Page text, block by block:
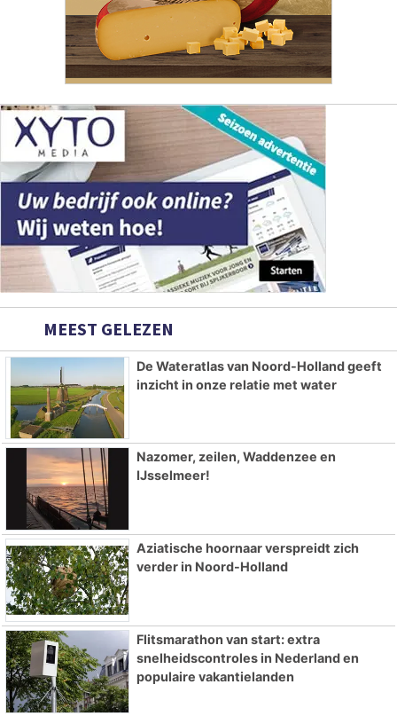
MEEST GELEZEN
De Wateratlas van Noord-Holland geeft
inzicht in onze relatie met water
Nazomer, zeilen, Waddenzee en
IJsselmeer!
Aziatische hoornaar verspreidt zich
verder in Noord-Holland
Flitsmarathon van start: extra
snelheidscontroles in Nederland en
populaire vakantielanden